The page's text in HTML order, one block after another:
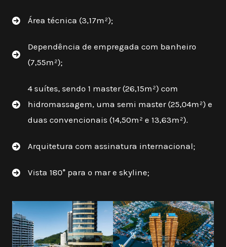
Área técnica (3,17m²);
Dependência de empregada com banheiro
(7,55m²);
4 suítes, sendo 1 master (26,15m²) com
hidromassagem, uma semi master (25,04m²) e
duas convencionais (14,50m² e 13,63m²).
Arquitetura com assinatura internacional;
Vista 180° para o mar e skyline;